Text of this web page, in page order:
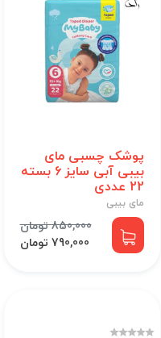
پوشک چسبی مای
بیبی آبی سایز 6 بسته
22 عددی
مای بیبی
850,000 تومان
790,000 تومان